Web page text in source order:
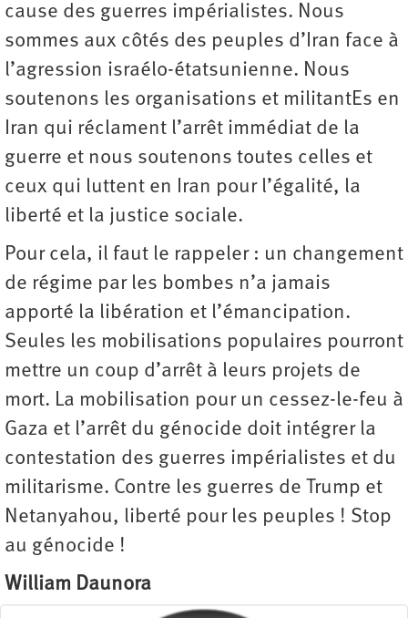
cause des guerres impérialistes. Nous
sommes aux côtés des peuples d’Iran face à
l’agression israélo-étatsunienne. Nous
soutenons les organisations et militantEs en
Iran qui réclament l’arrêt immédiat de la
guerre et nous soutenons toutes celles et
ceux qui luttent en Iran pour l’égalité, la
liberté et la justice sociale.
Pour cela, il faut le rappeler : un changement
de régime par les bombes n’a jamais
apporté la libération et l’émancipation.
Seules les mobilisations populaires pourront
mettre un coup d’arrêt à leurs projets de
mort. La mobilisation pour un cessez-le-feu à
Gaza et l’arrêt du génocide doit intégrer la
contestation des guerres impérialistes et du
militarisme. Contre les guerres de Trump et
Netanyahou, liberté pour les peuples ! Stop
au génocide !
William Daunora